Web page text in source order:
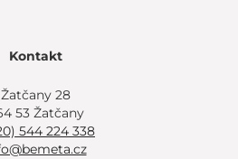
Kontakt
Žatčany 28
53 Žatčany
544 224 338